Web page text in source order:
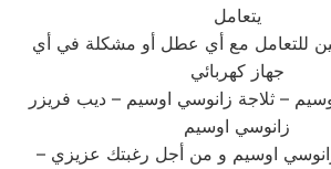
يتعامل
جهاز كهربائي
زانوسي اوسيم
– غسالة صحون زانوسي اوسيم و من أجل رغبتك عزيزي